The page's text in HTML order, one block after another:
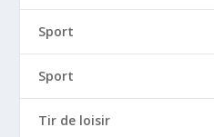
Sport
Sport
Tir de loisir